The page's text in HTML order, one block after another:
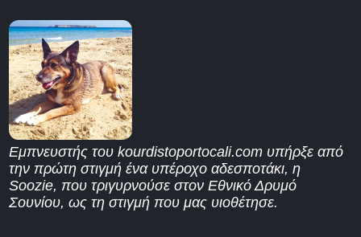
Εμπνευστής του kourdistoportocali.com υπήρξε από
την πρώτη στιγμή ένα υπέροχο αδεσποτάκι, η
Soozie, που τριγυρνούσε στον Εθνικό Δρυμό
Σουνίου, ως τη στιγμή που μας υιοθέτησε.